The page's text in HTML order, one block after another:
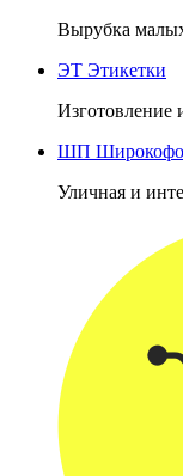
Вырубка
ЭТ Этикетки
Изготовление
ШП
Уличная и